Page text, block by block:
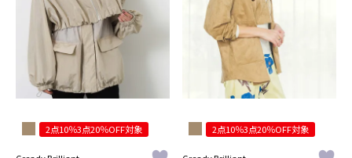
2点10％3点20％OFF対象 2点10％3点20％OFF対象